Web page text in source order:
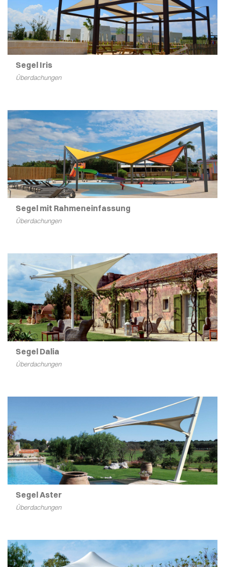
Segel Iris
Überdachungen
Segel mit Rahmeneinfassung
Überdachungen
Segel Dalia
Überdachungen
Segel Aster
Überdachungen